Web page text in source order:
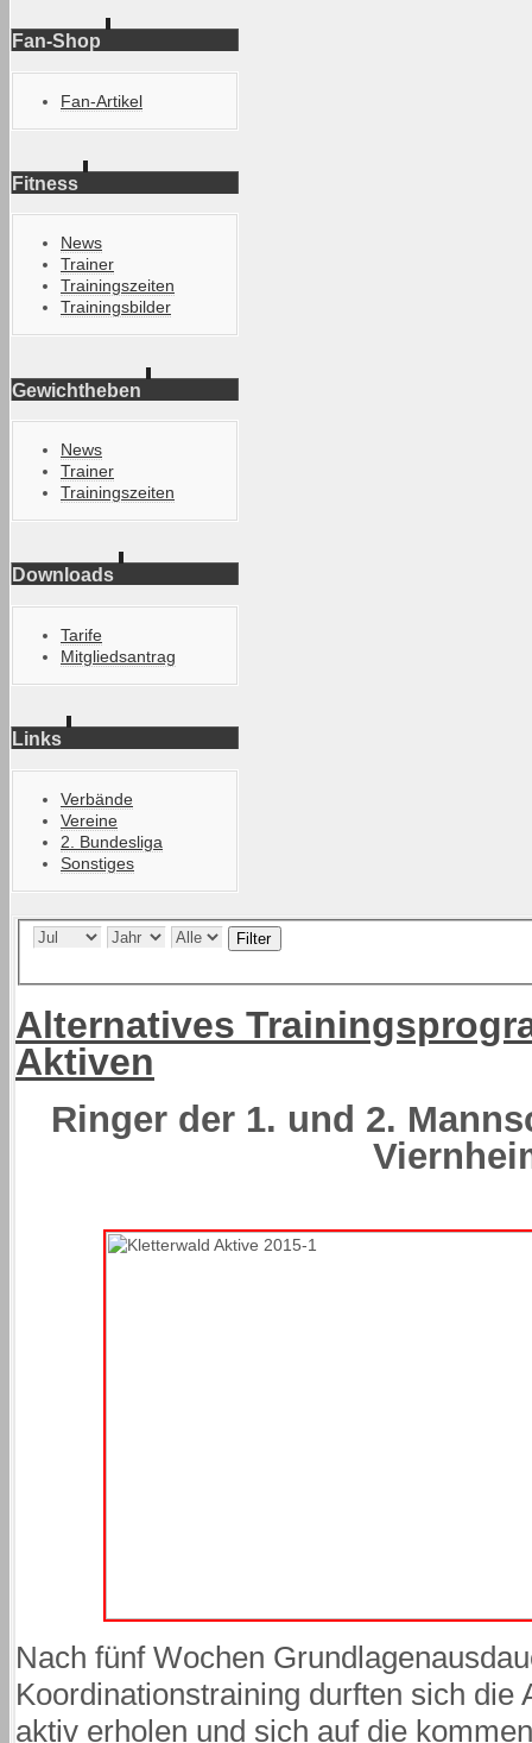
Fan-Shop
Fan-Artikel
Fitness
News
Trainer
Trainingszeiten
Trainingsbilder
Gewichtheben
News
Trainer
Trainingszeiten
Downloads
Tarife
Mitgliedsantrag
Links
Verbände
Vereine
2. Bundesliga
Sonstiges
Filter
Alternatives
Aktiven
Ringer der 1. und 2.
Nach fünf Wochen
Koordinationstraining durften sich die
aktiv erholen und sich auf die